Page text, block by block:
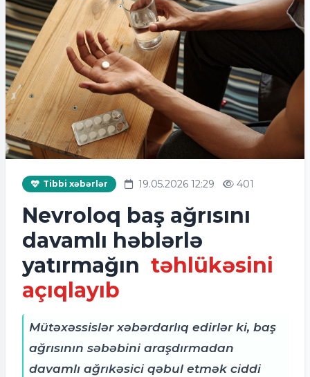
Tibbi xəbərlər 19.05.2026 12:29 401
Nevroloq baş ağrısını
davamlı həblərlə
yatırmağın təhlükəsini
açıqlayıb
Mütəxəssislər xəbərdarlıq edirlər ki, baş
ağrısının səbəbini araşdırmadan
davamlı ağrıkəsici qəbul etmək ciddi